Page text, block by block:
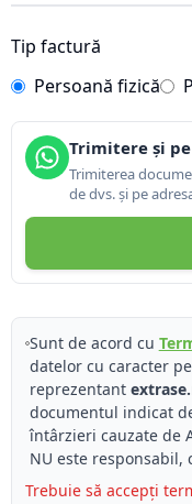
Tip factură
Persoană fizică
Trimitere și
Trimiterea
de dvs. și pe
Sunt de acord cu
datelor cu caracter
reprezentant
documentul indicat
întârzieri cauzate de
NU este responsabil,
Trebuie să accepți